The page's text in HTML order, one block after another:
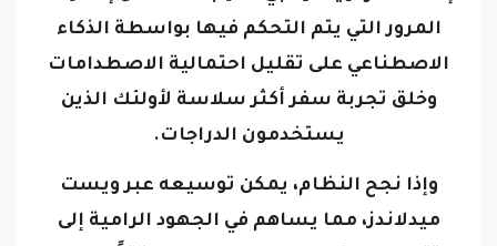
المرور التي يتم التحكم فيها بواسطة الذكاء
الاصطناعي على تقليل احتمالية الاصطدامات
وخلق تجربة سفر أكثر سلاسة لأولئك الذين
يستخدمون الدراجات.
وإذا نجح النظام، يمكن توسيعه عبر ويست
ميدلاندز، مما يساهم في الجهود الرامية إلى